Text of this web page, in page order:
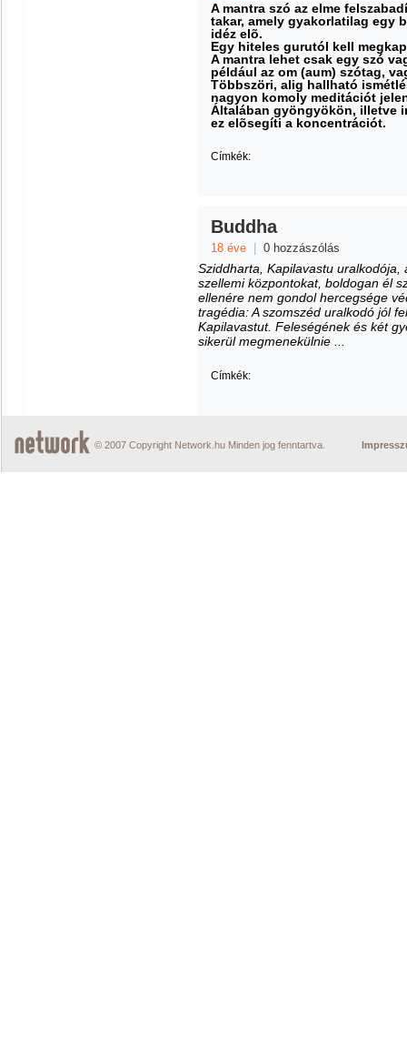
A mantra szó az elme
takar, amely gyakorlatilag egy
idéz elõ.
Egy hiteles gurutól kell
A mantra lehet csak egy szó
például az om (aum) szótag,
Többszöri, alig hallható
nagyon komoly meditációt
Általában gyöngyökön, illetve
ez elõsegíti a koncentrációt.
Címkék:
Buddha
18 éve 0 hozzászólás
Sziddharta, Kapilavastu
szellemi központokat, boldogan él
ellenére nem gondol hercegsége
tragédia: A szomszéd uralkodó jól
Kapilavastut. Feleségének és két
sikerül megmenekülnie ...
Címkék:
© 2007 Copyright Network.hu Minden jog fenntartva.